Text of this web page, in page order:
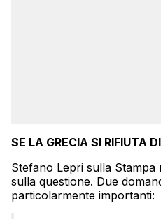
SE LA GRECIA SI RIFIUTA
Stefano Lepri sulla Stampa
sulla questione. Due
particolarmente importanti: